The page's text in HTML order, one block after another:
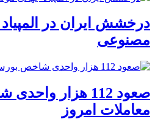
درخشش ایران در
مصنوعی
صعود 112 هزار
معاملات امروز